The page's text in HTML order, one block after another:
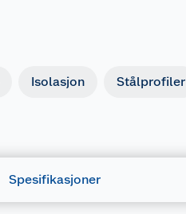
Isolasjon Stålprofiler
Spesifikasjoner